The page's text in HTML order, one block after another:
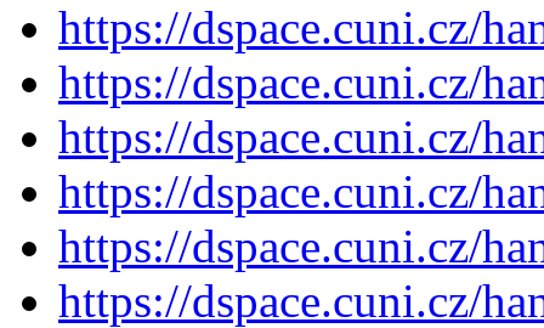
https://dspace.cuni.cz/
https://dspace.cuni.cz/
https://dspace.cuni.cz/
https://dspace.cuni.cz/
https://dspace.cuni.cz/
https://dspace.cuni.cz/